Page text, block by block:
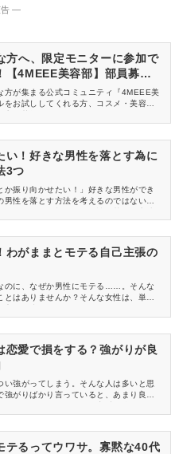
―
方へ、限定モニターに参加で
【4MEEE美容部】部員募集
方が集まる公式コミュニティ『4MEEE美
お試ししてくれる方、コスメ・美容情報
い！好きな男性を落とす為に
3つ
か振り向かせたい！」好きな男性ができ
男性を落とす方法を考えるのではないで
こでは、男性の本能に訴え掛けることが
わがままとモテる自己主張の
のに、なぜか男性にモテる……。そんな
とはありませんか？そんな女性は、単な
モテないの分かれ目にもなる、わがまま
恋愛で損をする？強がりが良
い強がってしまう。そんな人は多いと思
がりばかり言っていると、あまり良い
？ここでは、なぜ強がりがNGなのかをお
テるってウワサ。寡黙な40代